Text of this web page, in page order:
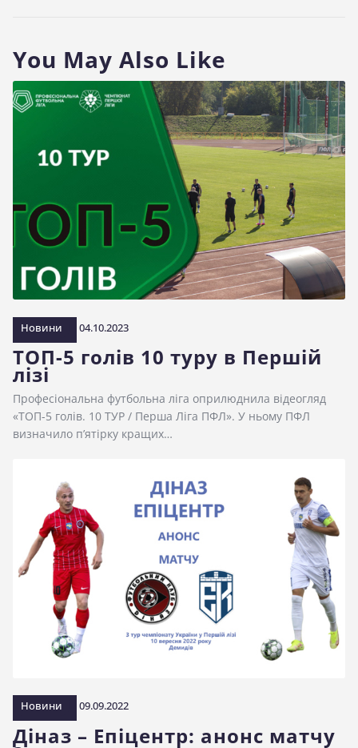
You May Also Like
Новини 04.10.2023
ТОП-5 голів 10 туру в Першій
лізі
Професіональна футбольна ліга оприлюднила відеогляд
«ТОП-5 голів. 10 ТУР / Перша Ліга ПФЛ». У ньому ПФЛ
визначило п’ятірку кращих…
Новини 09.09.2022
Діназ – Епіцентр: анонс матчу